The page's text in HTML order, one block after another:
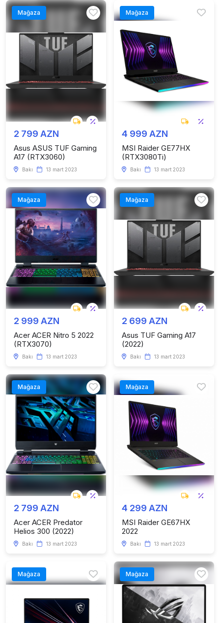
Mağaza
2 799 AZN
Asus ASUS TUF Gaming
A17 (RTX3060)
Bakı 13 mart 2023
Mağaza
4 999 AZN
MSI Raider GE77HX
(RTX3080Ti)
Bakı 13 mart 2023
Mağaza
2 999 AZN
Acer ACER Nitro 5 2022
(RTX3070)
Bakı 13 mart 2023
Mağaza
2 699 AZN
Asus TUF Gaming A17
(2022)
Bakı 13 mart 2023
Mağaza
2 799 AZN
Acer ACER Predator
Helios 300 (2022)
Bakı 13 mart 2023
Mağaza
4 299 AZN
MSI Raider GE67HX
2022
Bakı 13 mart 2023
Mağaza Mağaza